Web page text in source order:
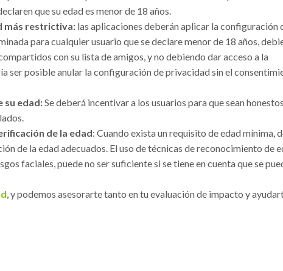
que su edad es menor de 18 años.
más restrictiva: las aplicaciones deberán aplicar la configuración
para cualquier usuario que se declare menor de 18 años,
con su lista de amigos, y no debiendo dar acceso a la
ser posible anular la configuración de privacidad sin el
su edad:Se deberá incentivar a los usuarios para que sean honestos
de la edad: Cuando exista un requisito de edad mínima,
de la edad adecuados. El uso de técnicas de reconocimiento de
faciales, puede no ser suficiente si se tiene en cuenta que se
, y podemos asesorarte tanto en tu evaluación de impacto y